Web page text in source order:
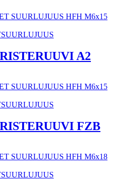
SUURLUJUUS
A2
SUURLUJUUS
FZB
SUURLUJUUS